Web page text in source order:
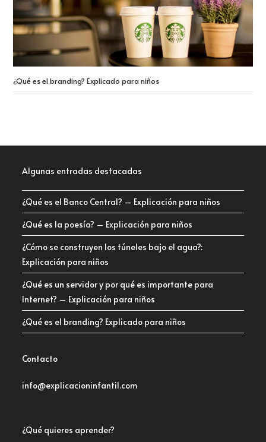
¿Qué es el branding? Explicado para niños
Algunas entradas destacadas
¿Qué es el Banco Central? – Explicación para niños
¿Qué es la poesía? – Explicación para niños
¿Cómo se construyen los túneles bajo el agua?:
Explicación para niños
¿Qué es un servidor y por qué es importante para
Internet? – Explicación para niños
¿Qué es el branding? Explicado para niños
Contacto
info@explicacioninfantil.com
¿Qué quieres aprender?